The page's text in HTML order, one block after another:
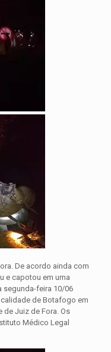
De acordo ainda com
e capotou em uma
segunda-feira 10/06
de Botafogo em
de Juiz de Fora. Os
Médico Legal